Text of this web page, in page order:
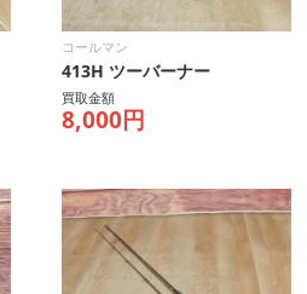
コールマン
413H ツーバーナー
買取金額
8,000円